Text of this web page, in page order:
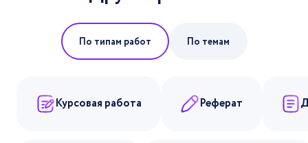
По типам работ По темам
Курсовая работа Реферат